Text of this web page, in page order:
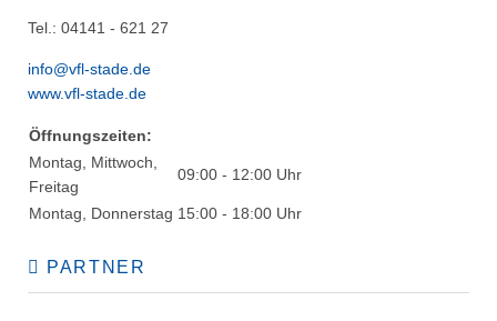
Tel.: 04141 - 621 27
info@vfl-stade.de
www.vfl-stade.de
Öffnungszeiten:
Montag, Mittwoch,
Freitag
09:00 - 12:00 Uhr
Montag, Donnerstag 15:00 - 18:00 Uhr
PARTNER